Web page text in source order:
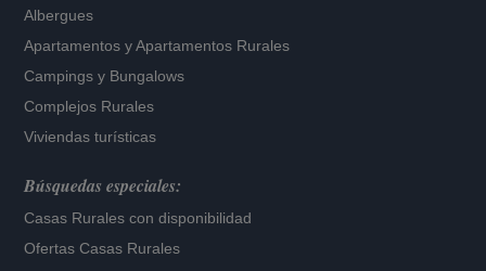
Albergues
Apartamentos yApartamentos Rurales
Campings y Bungalows
Complejos Rurales
Viviendas turísticas
Búsquedas especiales:
Casas Rurales con disponibilidad
Ofertas Casas Rurales